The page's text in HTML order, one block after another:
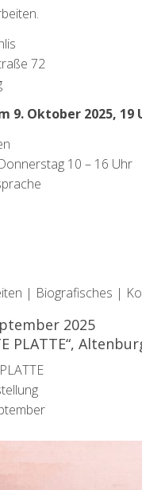
72
9. Oktober 2025, 19
10 – 16 Uhr
| Biografisches |
2025
PLATTE“,